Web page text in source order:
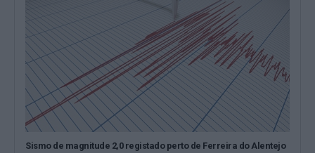
Sismo de magnitude 2,0 registado perto de Ferreira do Alentejo